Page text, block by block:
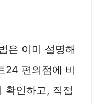
은 이미 설명해
24 편의점에 비
확인하고, 직접